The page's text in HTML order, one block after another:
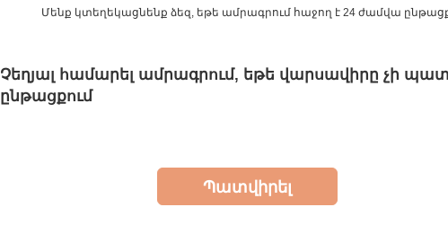
Մենք կտեղեկացնենք ձեզ, եթե ամրագրում հաջող է 24 ժամվա
Չեղյալ համարել ամրագրում, եթե վարսավիրը չի
ընթացքում
Պատվիրել